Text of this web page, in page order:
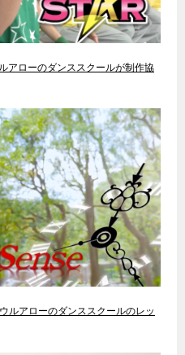
アローのダンススクールが制作協
ルアローのダンススクールのレッ